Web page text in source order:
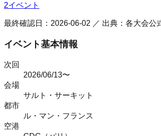
2イベント
最終確認日： 2026-06-02 ／ 出典：各大会公
イベント基本情報
次回
2026/06/13〜
会場
サルト・サーキット
都市
ル・マン ・ フランス
空港